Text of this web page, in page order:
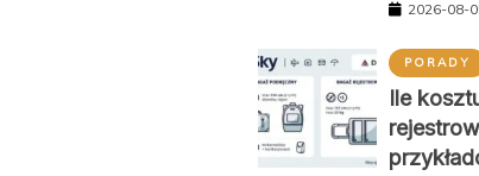
2026-08-
PORADY
Ile